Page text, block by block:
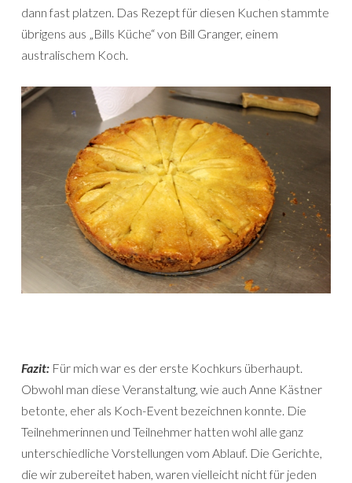
dann fast platzen. Das Rezept für diesen Kuchen stammte
übrigens aus „Bills Küche“ von Bill Granger, einem
australischem Koch.
Fazit: Für mich war es der erste Kochkurs überhaupt.
Obwohl man diese Veranstaltung, wie auch Anne Kästner
betonte, eher als Koch-Event bezeichnen konnte. Die
Teilnehmerinnen und Teilnehmer hatten wohl alle ganz
unterschiedliche Vorstellungen vom Ablauf. Die Gerichte,
die wir zubereitet haben, waren vielleicht nicht für jeden